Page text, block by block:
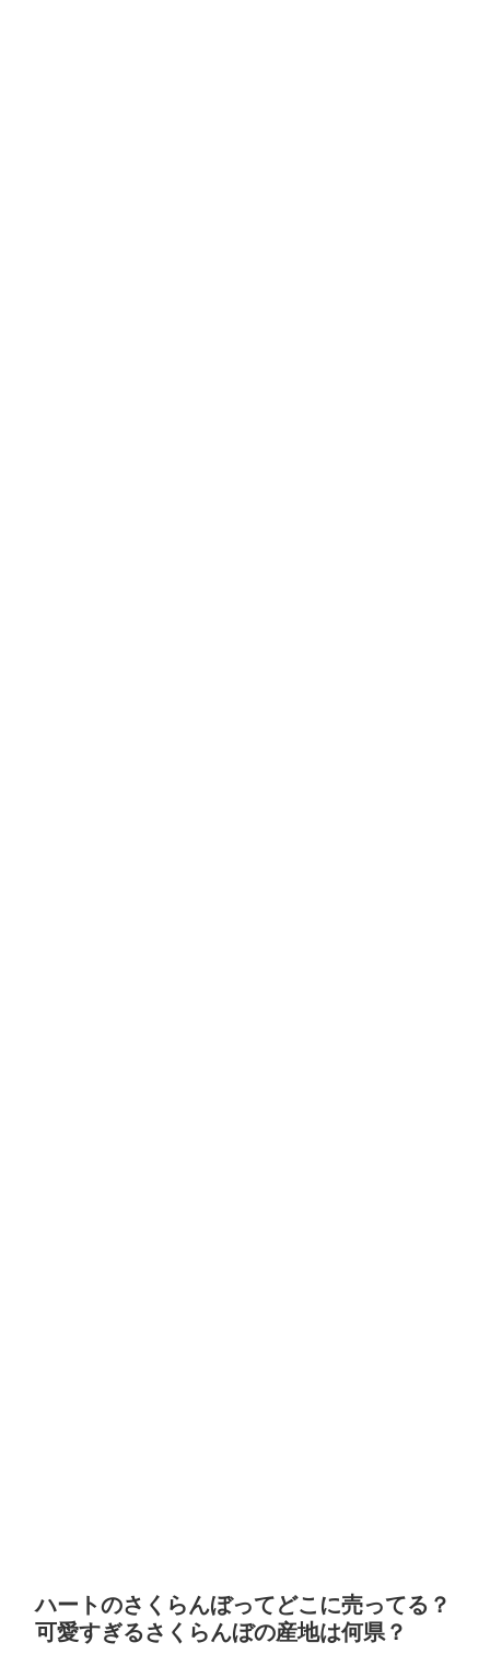
ハートのさくらんぼってどこに売ってる？
可愛すぎるさくらんぼの産地は何県？